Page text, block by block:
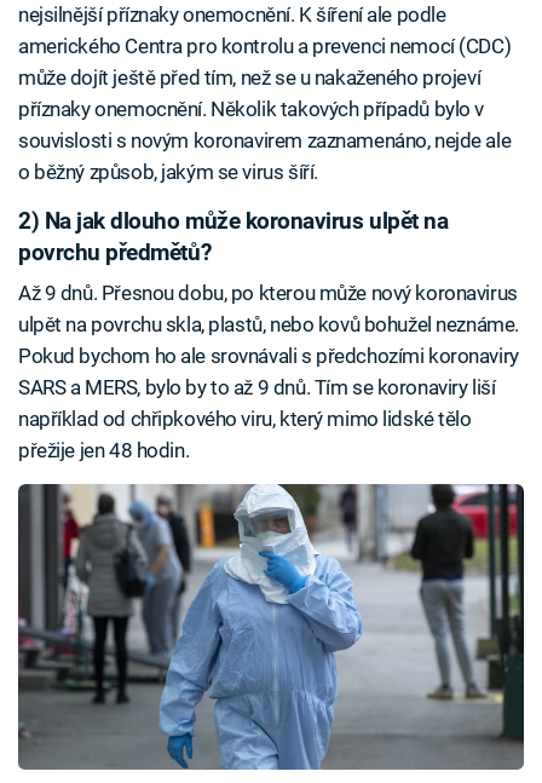
nejsilnější příznaky onemocnění. K šíření ale podle
amerického Centra pro kontrolu a prevenci nemocí (CDC)
může dojít ještě před tím, než se u nakaženého projeví
příznaky onemocnění. Několik takových případů bylo v
souvislosti s novým koronavirem zaznamenáno, nejde ale
o běžný způsob, jakým se virus šíří.
2) Na jak dlouho může koronavirus ulpět na
povrchu předmětů?
Až 9 dnů. Přesnou dobu, po kterou může nový koronavirus
ulpět na povrchu skla, plastů, nebo kovů bohužel neznáme.
Pokud bychom ho ale srovnávali s předchozími koronaviry
SARS a MERS, bylo by to až 9 dnů. Tím se koronaviry liší
například od chřipkového viru, který mimo lidské tělo
přežije jen 48 hodin.